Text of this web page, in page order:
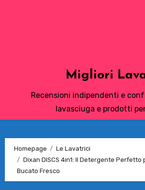
Migliori
Recensioni indipendenti e
lavasciuga e prodotti
Homepage
Le Lavatrici
Dixan DISCS 4in1: Il Detergente Perfetto
Bucato Fresco